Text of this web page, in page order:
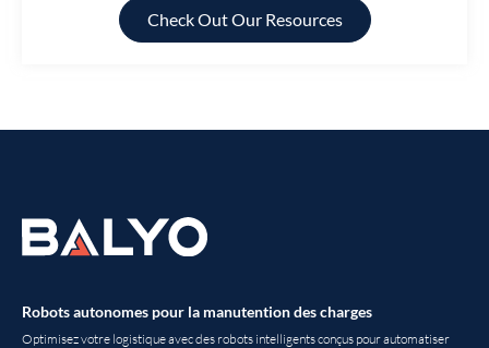
Check Out Our Resources
Robots autonomes pour la manutention des charges
Optimisez votre logistique avec des robots intelligents conçus pour automatiser